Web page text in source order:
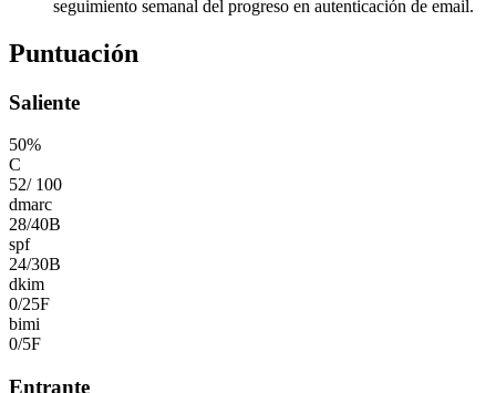
seguimiento semanal del progreso en autenticación de email.
Puntuación
Saliente
50%
C
52/ 100
dmarc
28/40B
spf
24/30B
dkim
0/25F
bimi
0/5F
Entrante